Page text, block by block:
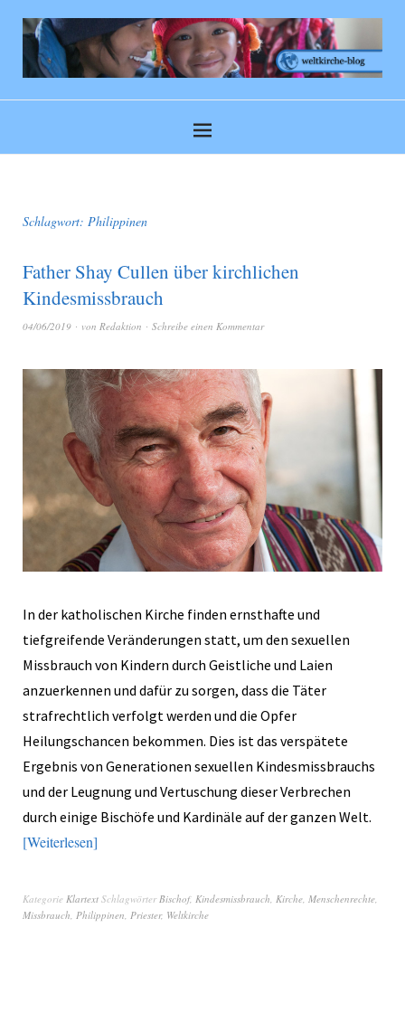
Schlagwort: Philippinen
Father Shay Cullen über kirchlichen
Kindesmissbrauch
04/06/2019 von Redaktion Schreibe einen Kommentar
In der katholischen Kirche finden ernsthafte und
tiefgreifende Veränderungen statt, um den sexuellen
Missbrauch von Kindern durch Geistliche und Laien
anzuerkennen und dafür zu sorgen, dass die Täter
strafrechtlich verfolgt werden und die Opfer
Heilungschancen bekommen. Dies ist das verspätete
Ergebnis von Generationen sexuellen Kindesmissbrauchs
und der Leugnung und Vertuschung dieser Verbrechen
durch einige Bischöfe und Kardinäle auf der ganzen Welt.
Weiterlesen
Kategorie Klartext SchlagwörterBischof, Kindesmissbrauch, Kirche, Menschenrechte,
Missbrauch, Philippinen, Priester, Weltkirche